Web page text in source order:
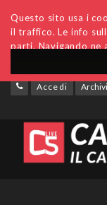
Questo sito usa i
il traffico. Le info
parti. Navigando ne
Accedi